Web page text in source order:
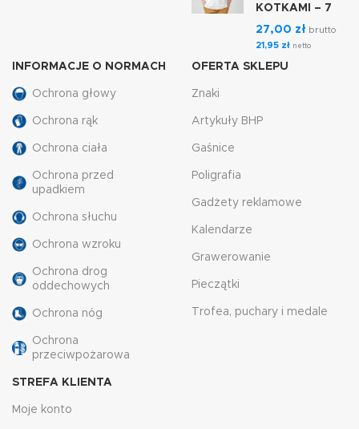
KOTKAMI – 7
27,00 zł brutto
21,95 zł netto
INFORMACJE O NORMACH
Ochrona głowy
Ochrona rąk
Ochrona ciała
Ochrona przed
upadkiem
Ochrona słuchu
Ochrona wzroku
Ochrona drog
oddechowych
Ochrona nóg
Ochrona
przeciwpożarowa
OFERTA SKLEPU
Znaki
Artykuły BHP
Gaśnice
Poligrafia
Gadżety reklamowe
Kalendarze
Grawerowanie
Pieczątki
Trofea, puchary i medale
STREFA KLIENTA
Moje konto